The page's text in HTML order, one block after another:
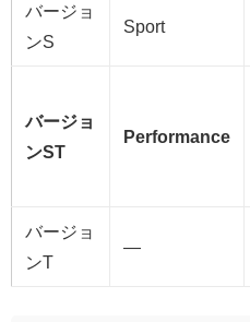
バージョ
ンS
Sport
バージョ
ンST
Performance
バージョ
ンT
―